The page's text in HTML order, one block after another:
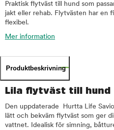
Praktisk flytväst till hund som
jakt eller rehab. Flytvästen har en
flexibel.
Mer information
Produktbeskrivning
Lila flytväst till hund
Den uppdaterade Hurtta Life
lätt och bekväm flytväst som ger
vattnet. Idealisk för simning,